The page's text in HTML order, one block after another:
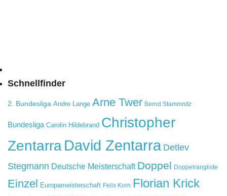
Schnellfinder
2. Bundesliga Andre Lange Arne Twer Bernd Stammnitz
Bundesliga Carolin Hildebrand Christopher
ZentarraDavid Zentarra Detlev
Stegmann Deutsche Meisterschaft Doppel Doppelrangliste
Einzel Europameisterschaft Felix Korn Florian Krick